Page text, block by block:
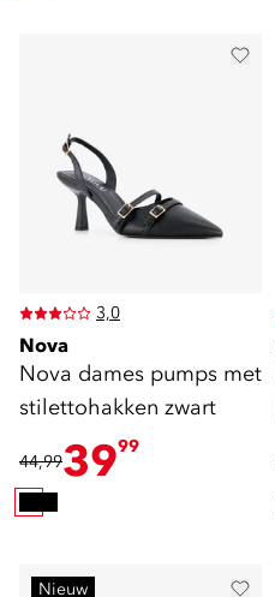
3,0
Nova
Nova dames pumps met
stilettohakken zwart
44,993999
Nieuw